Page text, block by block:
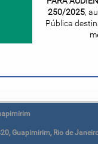
250/2025,
Pública
Guapimirim, Rio de